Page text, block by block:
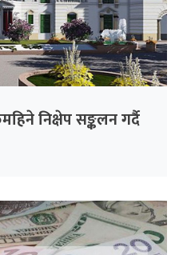
निक्षेप सङ्कलन गर्दै